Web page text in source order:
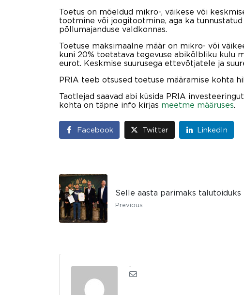
Toetus on mõeldud mikro-, väikese või
tootmine või joogitootmine, aga ka
põllumajanduse valdkonnas.
Toetuse maksimaalne määr on mikro- või
kuni 20% toetatava tegevuse abikõlbliku kulu
eurot. Keskmise suurusega ettevõtjatele ja
PRIA teeb otsused toetuse määramise kohta
Taotlejad saavad abi küsida PRIA
kohta on täpne info kirjas meetme määruses.
Facebook Twitter LinkedIn
Selle aasta parimaks
Previous